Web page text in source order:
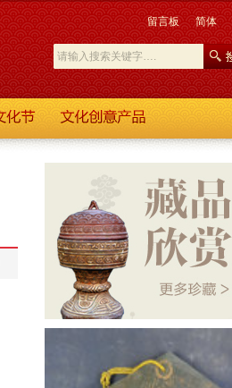
留言板 简体